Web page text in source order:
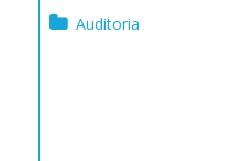
Auditoria